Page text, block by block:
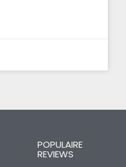
POPULAIRE
REVIEWS